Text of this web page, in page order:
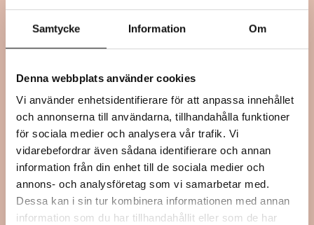
Samtycke Information Om
Denna webbplats använder cookies
Vi använder enhetsidentifierare för att anpassa innehållet
och annonserna till användarna, tillhandahålla funktioner
för sociala medier och analysera vår trafik. Vi
vidarebefordrar även sådana identifierare och annan
information från din enhet till de sociala medier och
annons- och analysföretag som vi samarbetar med.
Dessa kan i sin tur kombinera informationen med annan
information som du har tillhandahållit eller som de har
Tid och plats ↓
ordinarie öppettider.
Var:
Tjolöholm slott, Kungsbacka
Mer info ↓
Fri entré och drop-in.
↓
Med bil: Tjolöholms Slott ligger ca 4 mil söder om
Göteborg. Från E6/E20 väljer du avfart 58,
Fjärås/Tjolöholm. Följ därefter skyltning.
Med buss: Om du åker kollektivt väljer du
pendeltåg från Göteborg till Kungsbacka, därefter
buss 732 mot Frillesås. Från hållplatsen Torpa
Tillgänglighet
Begränsad tillgänglighet för personer med nedsatt
rörelse- eller orienteringsförmåga.